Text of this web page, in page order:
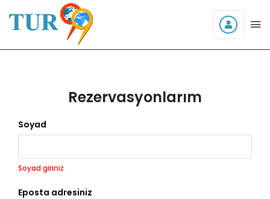
Rezervasyonlarım
Soyad
Soyad giriniz
Eposta adresiniz